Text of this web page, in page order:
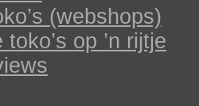
(webshops)
op ’n rijtje